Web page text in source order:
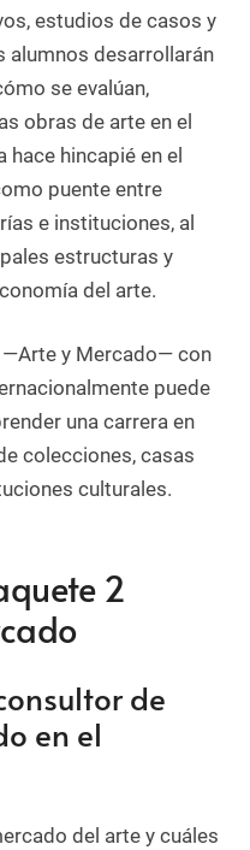
estudios de casos y
desarrollarán
se evalúan,
obras de arte en el
hace hincapié en el
puente entre
e instituciones, al
estructuras y
del arte.
y Mercado— con
puede
una carrera en
colecciones, casas
culturales.
2
de
en el
del arte y cuáles